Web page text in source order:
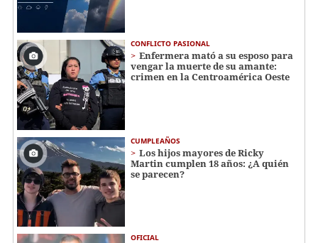
CONFLICTO PASIONAL
Enfermera mató a su esposo para
vengar la muerte de su amante:
crimen en la Centroamérica Oeste
CUMPLEAÑOS
Los hijos mayores de Ricky
Martin cumplen 18 años: ¿A quién
se parecen?
OFICIAL